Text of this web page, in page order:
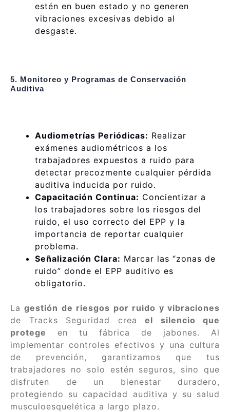
estén en buen estado y no generen
vibraciones excesivas debido al
desgaste.
5. Monitoreo y Programas de Conservación
Auditiva
Audiometrías Periódicas: Realizar
exámenes audiométricos a los
trabajadores expuestos a ruido para
detectar precozmente cualquier pérdida
auditiva inducida por ruido.
Capacitación Continua: Concientizar a
los trabajadores sobre los riesgos del
ruido, el uso correcto del EPP y la
importancia de reportar cualquier
problema.
Señalización Clara: Marcar las “zonas de
ruido” donde el EPP auditivo es
obligatorio.
Lagestión de riesgos por ruido y vibraciones
de Tracks Seguridad crea el silencio que
protege en tu fábrica de jabones. Al
implementar controles efectivos y una cultura
de prevención, garantizamos que tus
trabajadores no solo estén seguros, sino que
disfruten de un bienestar duradero,
protegiendo su capacidad auditiva y su salud
musculoesquelética a largo plazo.